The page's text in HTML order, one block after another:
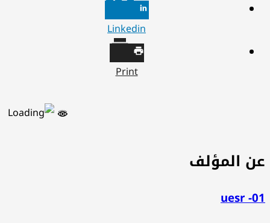
Linkedin
Print
المؤلف
uesr -